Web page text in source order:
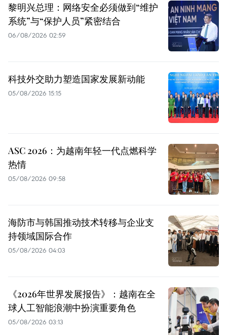
黎明兴总理：网络安全必须做到“维护
系统”与“保护人员”紧密结合
06/08/2026 02:59
科技外交助力塑造国家发展新动能
05/08/2026 15:15
ASC 2026：为越南年轻一代点燃科学
热情
05/08/2026 09:58
海防市与韩国推动技术转移与企业支
持领域国际合作
05/08/2026 04:03
《2026年世界发展报告》：越南在全
球人工智能浪潮中扮演重要角色
05/08/2026 03:13